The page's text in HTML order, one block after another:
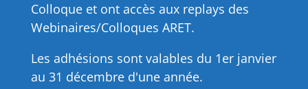
Colloque et ont accès aux replays des
Webinaires/Colloques ARET.
Les adhésions sont valables du 1er janvier
au 31 décembre d'une année.